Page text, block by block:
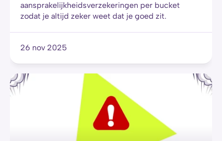
aansprakelijkheidsverzekeringen per bucket
zodat je altijd zeker weet dat je goed zit.
26 nov 2025